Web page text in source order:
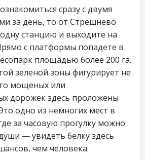
сразу с двумя
за день, то от Стрешнево
станцию и выходите на
с платформы попадете в
площадью более 200 га.
зеленой зоны фигурирует не
мощеных или
дорожек здесь проложены
одно из немногих мест в
за часовую прогулку можно
— увидеть белку здесь
чем человека.